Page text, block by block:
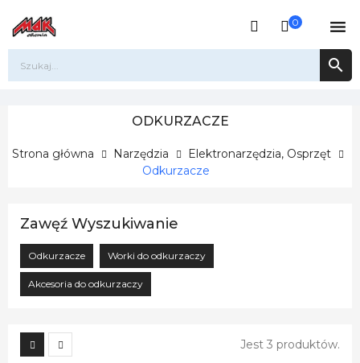
0 

ODKURZACZE
Strona główna Narzędzia
Elektronarzędzia, Osprzęt
Odkurzacze
Zawęź Wyszukiwanie
Odkurzacze Worki do odkurzaczy
Akcesoria do odkurzaczy
Jest 3 produktów.